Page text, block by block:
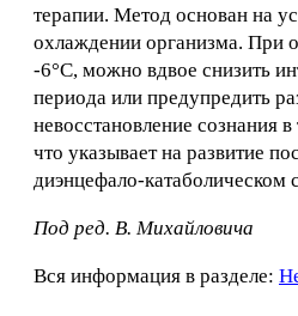
терапии. Метод основан на
охлаждении организма. При
-6°С, можно вдвое снизить
периода или предупредить
невосстановление сознания
что указывает на развитие
диэнцефало-катаболическом
Под ред. В. Михайловича
Вся информация в разделе: